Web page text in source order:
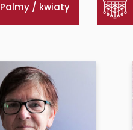
Palmy / kwiaty